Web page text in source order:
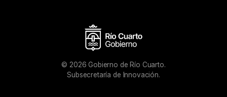
© 2026 Gobierno de Río Cuarto.
Subsecretaría de Innovación.